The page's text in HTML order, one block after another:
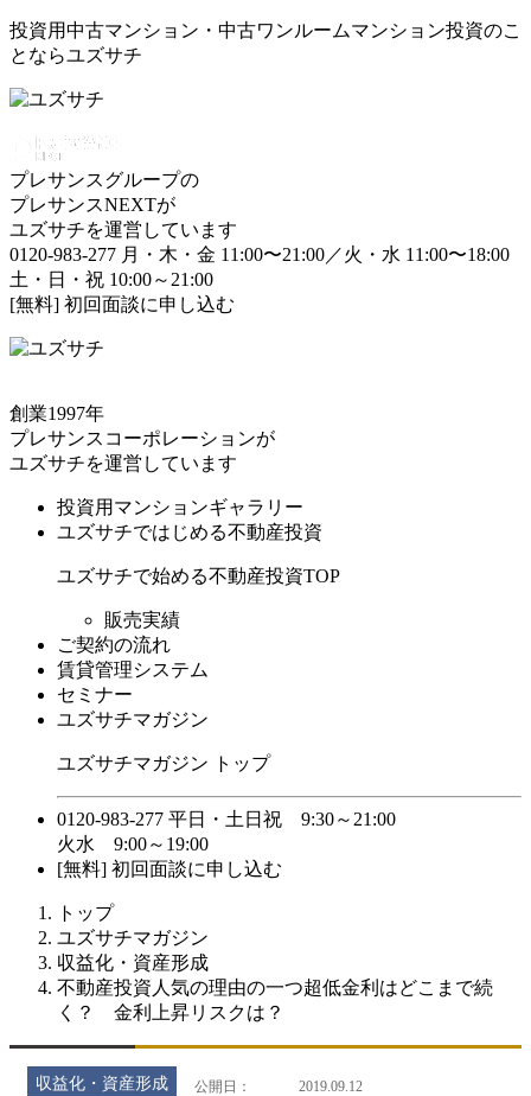
投資用中古マンション・中古ワンルームマンション投資のこ
とならユズサチ
プレサンスグループの
プレサンスNEXTが
ユズサチを運営しています
0120-983-277 月・木・金 11:00〜21:00／火・水 11:00〜18:00
土・日・祝 10:00～21:00
[無料] 初回面談に申し込む
創業1997年
プレサンスコーポレーションが
ユズサチを運営しています
投資用マンションギャラリー
ユズサチではじめる不動産投資
ユズサチで始める不動産投資TOP
販売実績
ご契約の流れ
賃貸管理システム
セミナー
ユズサチマガジン
ユズサチマガジン トップ
0120-983-277 平日・土日祝 9:30～21:00
火水 9:00～19:00
[無料] 初回面談に申し込む
トップ
ユズサチマガジン
収益化・資産形成
不動産投資人気の理由の一つ超低金利はどこまで続
く？ 金利上昇リスクは？
収益化・資産形成 公開日 2019.09.12